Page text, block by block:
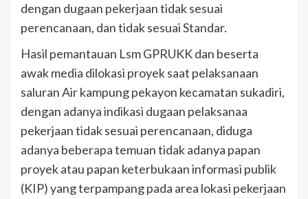
dengan dugaan pekerjaan tidak sesuai
perencanaan, dan tidak sesuai Standar.
Hasil pemantauan Lsm GPRUKK dan beserta
awak media dilokasi proyek saat pelaksanaan
saluran Air kampung pekayon kecamatan sukadiri,
dengan adanya indikasi dugaan pelaksanaa
pekerjaan tidak sesuai perencanaan, diduga
adanya beberapa temuan tidak adanya papan
proyek atau papan keterbukaan informasi publik
(KIP) yang terpampang pada area lokasi pekerjaan